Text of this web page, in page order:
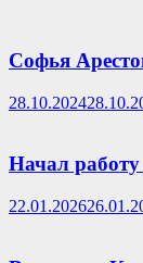
Софья
28.10.2024
Начал
22.01.2026